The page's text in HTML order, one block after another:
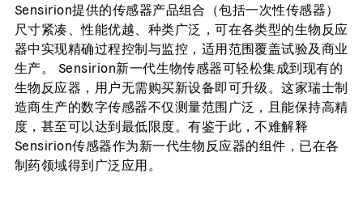
Sensirion提供的传感器产品组合（包括一次性传感器）
尺寸紧凑、性能优越、种类广泛，可在各类型的生物反应
器中实现精确过程控制与监控，适用范围覆盖试验及商业
生产。 Sensirion新一代生物传感器可轻松集成到现有的
生物反应器，用户无需购买新设备即可升级。这家瑞士制
造商生产的数字传感器不仅测量范围广泛，且能保持高精
度，甚至可以达到最低限度。有鉴于此，不难解释
Sensirion传感器作为新一代生物反应器的组件，已在各
制药领域得到广泛应用。